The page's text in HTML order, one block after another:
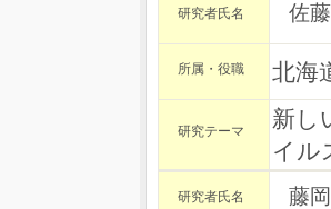
研究者氏名 佐
所属・役職 北海
研究テーマ
新し
イル
研究者氏名 藤